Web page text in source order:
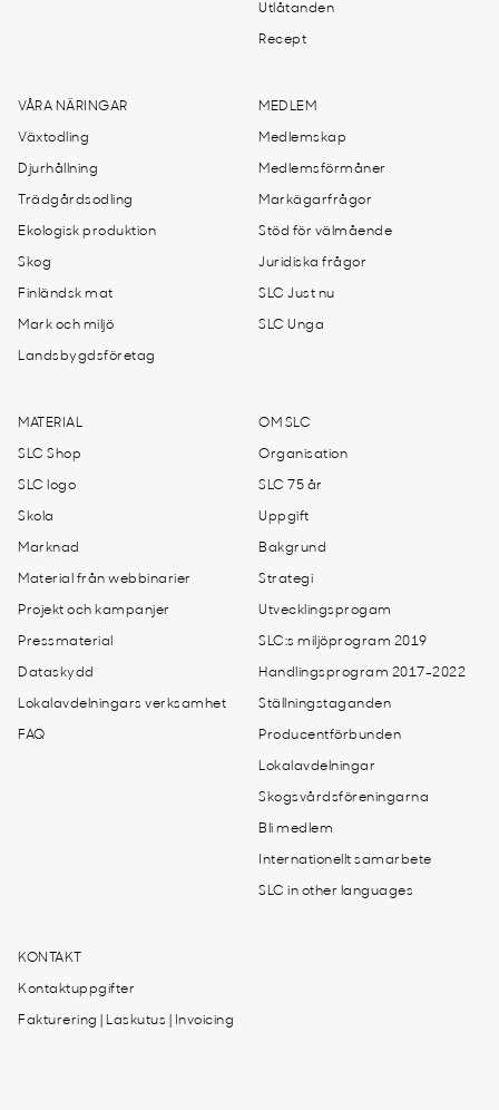
Utlåtanden
Recept
VÅRA NÄRINGAR
Växtodling
Djurhållning
Trädgårdsodling
Ekologisk produktion
Skog
Finländsk mat
Mark och miljö
Landsbygdsföretag
MEDLEM
Medlemskap
Medlemsförmåner
Markägarfrågor
Stöd för välmående
Juridiska frågor
SLC Just nu
SLC Unga
MATERIAL
SLC Shop
SLC logo
Skola
Marknad
Material från webbinarier
Projekt och kampanjer
Pressmaterial
Dataskydd
Lokalavdelningars verksamhet
FAQ
OM SLC
Organisation
SLC 75 år
Uppgift
Bakgrund
Strategi
Utvecklingsprogam
SLC:s miljöprogram 2019
Handlingsprogram 2017-2022
Ställningstaganden
Producentförbunden
Lokalavdelningar
Skogsvårdsföreningarna
Bli medlem
Internationellt samarbete
SLC in other languages
KONTAKT
Kontaktuppgifter
Fakturering | Laskutus | Invoicing